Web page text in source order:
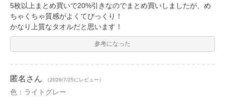
5枚以上まとめ買いで20%引きなのでまとめ買いしましたが、め
ちゃくちゃ質感がよくてびっくり！
かなり上質なタオルだと思います！
参考になった
匿名 さん （2026/7/25にレビュー）
色：ライトグレー